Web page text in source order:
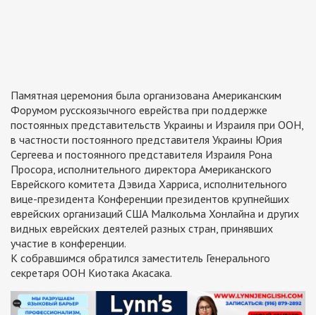
Памятная церемония была организована Американским
Форумом русскоязычного еврейства при поддержке
постоянных представительств Украины и Израиля при ООН,
в частности постоянного представителя Украины Юрия
Сергеева и постоянного представителя Израиля Рона
Просора, исполнительного директора Американского
Еврейского комитета Дэвида Харриса, исполнительного
вице-президента Конференции президентов крупнейших
еврейских организаций США Малкольма Хонлайна и других
видных еврейских деятелей разных стран, принявших
участие в конференции.
К собравшимся обратился заместитель Генерального
секретаря ООН Киотака Акасака.